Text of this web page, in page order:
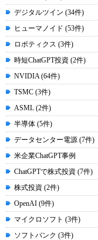
デジタルツイン (34件)
ヒューマノイド (53件)
ロボティクス (3件)
時短ChatGPT投資 (2件)
NVIDIA (64件)
TSMC (3件)
ASML (2件)
半導体 (5件)
データセンター電源 (7件)
米企業ChatGPT事例
ChatGPTで株式投資 (7件)
株式投資 (2件)
OpenAI (9件)
マイクロソフト (3件)
ソフトバンク (3件)